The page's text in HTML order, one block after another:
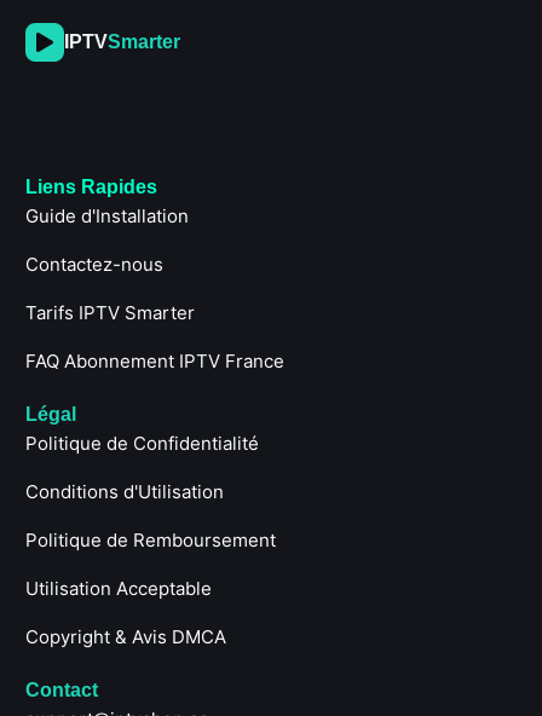
IPTVSmarter
Liens Rapides
Guide d'Installation
Contactez-nous
Tarifs IPTV Smarter
FAQ Abonnement IPTV France
Légal
Politique de Confidentialité
Conditions d'Utilisation
Politique de Remboursement
Utilisation Acceptable
Copyright & Avis DMCA
Contact